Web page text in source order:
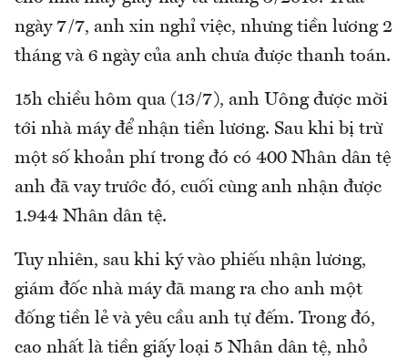
ngày 7/7, anh xin nghỉ việc, nhưng tiền lương 2
tháng và 6 ngày của anh chưa được thanh toán.
15h chiều hôm qua (13/7), anh Uông được mời
tới nhà máy để nhận tiền lương. Sau khi bị trừ
một số khoản phí trong đó có 400 Nhân dân tệ
anh đã vay trước đó, cuối cùng anh nhận được
1.944 Nhân dân tệ.
Tuy nhiên, sau khi ký vào phiếu nhận lương,
giám đốc nhà máy đã mang ra cho anh một
đống tiền lẻ và yêu cầu anh tự đếm. Trong đó,
cao nhất là tiền giấy loại 5 Nhân dân tệ, nhỏ